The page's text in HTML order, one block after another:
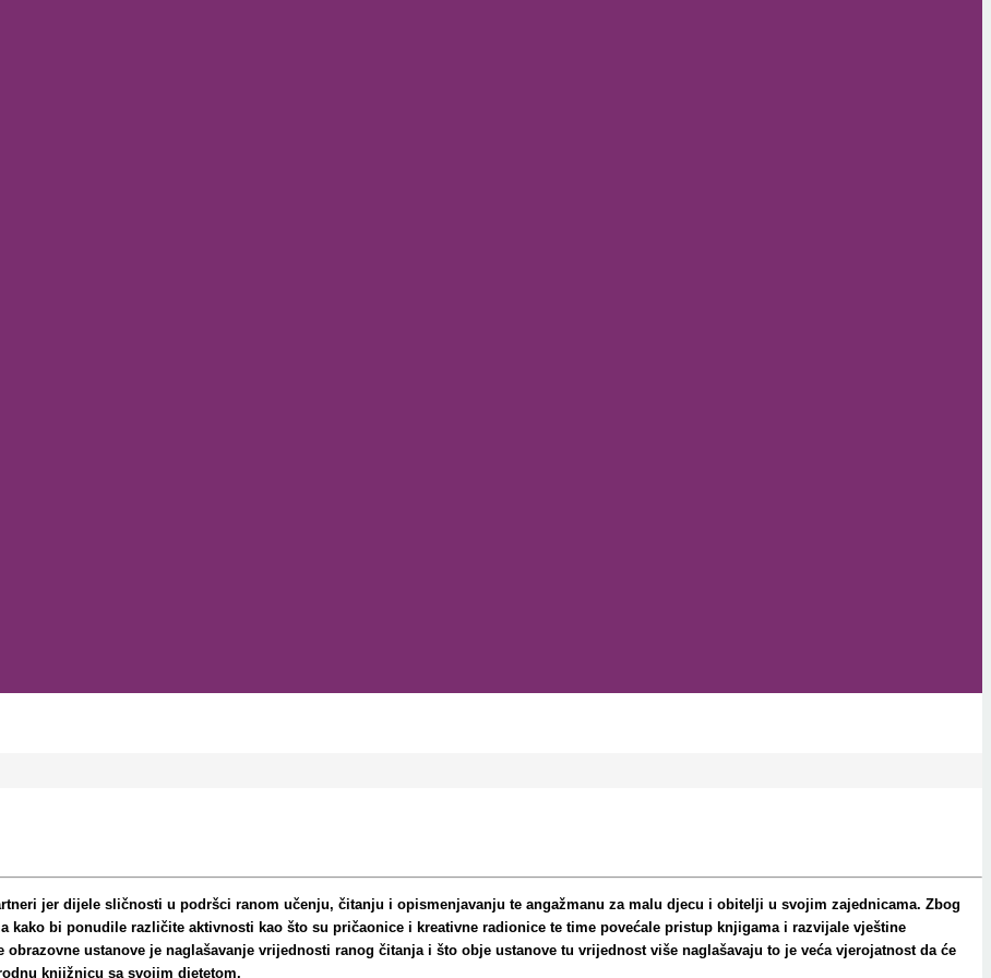
jer dijele sličnosti u podršci ranom učenju, čitanju i opismenjavanju te angažmanu za malu djecu i obitelji u svojim zajednicama. Zbog
kako bi ponudile različite aktivnosti kao što su pričaonice i kreativne radionice te time povećale pristup knjigama i razvijale vještine
ustanove je naglašavanje vrijednosti ranog čitanja i što obje ustanove tu vrijednost više naglašavaju to je veća vjerojatnost da će
knjižnicu sa svojim djetetom.